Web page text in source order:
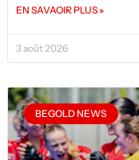
EN SAVAOIR PLUS »
3 août 2026
BEGOLD NEWS